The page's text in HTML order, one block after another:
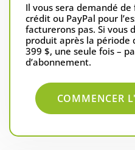
Il vous sera demandé
crédit ou PayPal pour
facturerons pas. Si vous
produit après la période
399 $, une seule fois –
d’abonnement.
COMMENCER